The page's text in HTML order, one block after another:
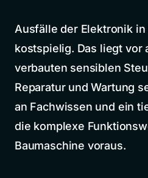
Ausfälle der Elektronik
kostspielig. Das liegt vor
verbauten sensiblen
Reparatur und Wartung
an Fachwissen und ein
die komplexe
Baumaschine voraus.